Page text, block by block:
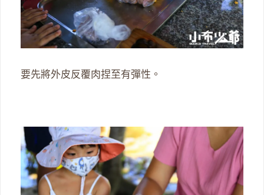
要先將外皮反覆肉捏至有彈性。